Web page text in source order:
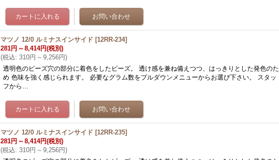
マツノ 12/0 ルミナスインサイド [12RR-234]
281円 ～ 8,414円(税別)
(税込: 310円 ～ 9,256円)
透明色のビーズ穴の部分に着色をしたビーズ。 透け感を兼ね備えつつ、はっきりとした発色のた
め 色味を強く感じられます。 必要なグラム数をプルダウンメニューからお選び下さい。 スタッ
フから…
マツノ 12/0 ルミナスインサイド [12RR-235]
281円 ～ 8,414円(税別)
(税込: 310円 ～ 9,256円)